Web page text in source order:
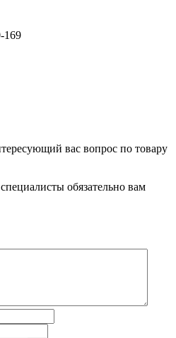
169
вас вопрос по товару
обязательно вам